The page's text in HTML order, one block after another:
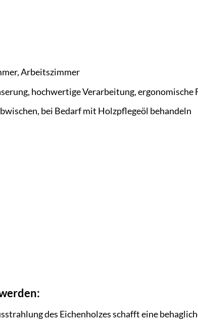
Arbeitszimmer
hochwertige Verarbeitung, ergonomische
bei Bedarf mit Holzpflegeöl behandeln
des Eichenholzes schafft eine